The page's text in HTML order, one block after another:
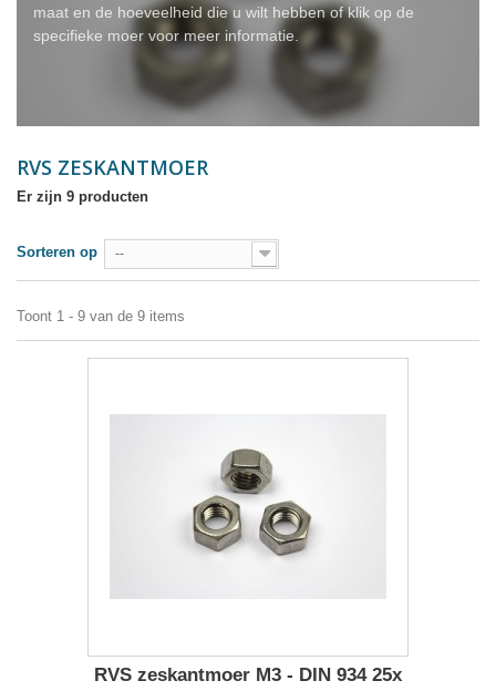
maat en de hoeveelheid die u wilt hebben of klik op de
specifieke moer voor meer informatie.
RVS ZESKANTMOER
Er zijn 9 producten
Sorteren op --
Toont 1 - 9 van de 9 items
RVS zeskantmoer M3 - DIN 934 25x